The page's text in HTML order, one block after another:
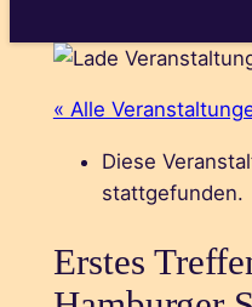
« Alle
Diese
stattgefunden.
Erstes